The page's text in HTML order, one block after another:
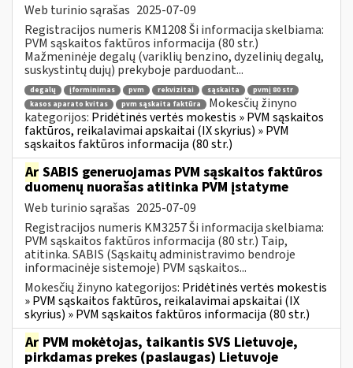
Web turinio sąrašas 2025-07-09
Registracijos numeris KM1208 Ši informacija skelbiama:
PVM sąskaitos faktūros informacija (80 str.)
Mažmeninėje degalų (variklių benzino, dyzelinių degalų,
suskystintų dujų) prekyboje parduodant...
degalų įforminimas pvm rekvizitai sąskaita
pvmį 80 str
kasos aparato kvitas
pvm sąskaita faktūra
Mokesčių žinyno
kategorijos: Pridėtinės vertės mokestis » PVM sąskaitos
faktūros, reikalavimai apskaitai (IX skyrius) » PVM
sąskaitos faktūros informacija (80 str.)
Ar SABIS generuojamas PVM sąskaitos faktūros
duomenų nuorašas atitinka PVM įstatyme
Web turinio sąrašas 2025-07-09
Registracijos numeris KM3257 Ši informacija skelbiama:
PVM sąskaitos faktūros informacija (80 str.) Taip,
atitinka. SABIS (Sąskaitų administravimo bendroje
informacinėje sistemoje) PVM sąskaitos...
Mokesčių žinyno kategorijos: Pridėtinės vertės mokestis
» PVM sąskaitos faktūros, reikalavimai apskaitai (IX
skyrius) » PVM sąskaitos faktūros informacija (80 str.)
Ar PVM mokėtojas, taikantis SVS Lietuvoje,
pirkdamas prekes (paslaugas) Lietuvoje